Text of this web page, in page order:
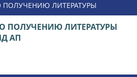
ЛИТЕРАТУРЫ
ПОЛУЧЕНИЮ ЛИТЕРАТУРЫ
АП